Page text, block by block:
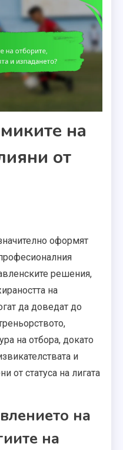
на
от
оформят
решения,
на
да доведат до
на отбора, докато
и
от статуса на лигата
на
на